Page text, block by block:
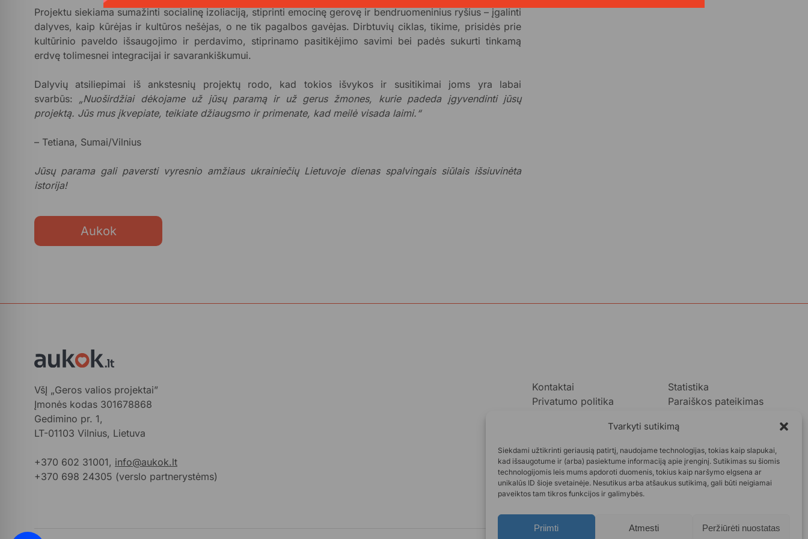
Tvarkyti sutikimą
Siekdami užtikrinti geriausią patirtį, naudojame technologijas, tokias kaip slapukai,
kad išsaugotume ir (arba) pasiektume informaciją apie įrenginį. Sutikimas su šiomis
technologijomis leis mums apdoroti duomenis, tokius kaip naršymo elgsena ar
unikalūs ID šioje svetainėje. Nesutikus arba atšaukus sutikimą, gali būti neigiamai
paveiktos tam tikros funkcijos ir galimybės.
Priimti Atmesti Peržiūrėti nuostatas
Projektu siekiama sumažinti socialinę izoliaciją, stiprinti emocinę gerovę ir bendruomeninius ryšius – įgalinti
dalyves, kaip kūrėjas ir kultūros nešėjas, o ne tik pagalbos gavėjas. Dirbtuvių ciklas, tikime, prisidės prie
kultūrinio paveldo išsaugojimo ir perdavimo, stiprinamo pasitikėjimo savimi bei padės sukurti tinkamą
erdvę tolimesnei integracijai ir savarankiškumui.
Dalyvių atsiliepimai iš ankstesnių projektų rodo, kad tokios išvykos ir susitikimai joms yra labai
svarbūs: „Nuoširdžiai dėkojame už jūsų paramą ir už gerus žmones, kurie padeda įgyvendinti jūsų
projektą. Jūs mus įkvepiate, teikiate džiaugsmo ir primenate, kad meilė visada laimi.“
– Tetiana, Sumai/Vilnius
Jūsų parama gali paversti vyresnio amžiaus ukrainiečių Lietuvoje dienas spalvingais siūlais išsiuvinėta
istorija!
Aukok
VšĮ „Geros valios projektai”
Įmonės kodas 301678868
Gedimino pr. 1,
LT-01103 Vilnius, Lietuva
+370 602 31001, info@aukok.lt
+370 698 24305 (verslo partnerystėms)
Kontaktai
Privatumo politika
DUK
Statistika
Paraiškos pateikimas